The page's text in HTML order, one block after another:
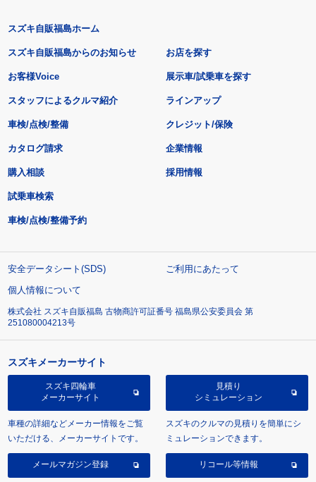
スズキ自販福島ホーム
スズキ自販福島からのお知らせ
お客様Voice
スタッフによるクルマ紹介
お店を探す
展示車/試乗車を探す
ラインアップ
車検/点検/整備 クレジット/保険
カタログ請求
購入相談
試乗車検索
車検/点検/整備予約
企業情報
採用情報
安全データシート(SDS)
ご利用にあたって
個人情報について
株式会社 スズキ自販福島 古物商許可証番号 福島県公安委員会 第
251080004213号
スズキメーカーサイト
スズキ四輪車
メーカーサイト
車種の詳細などメーカー情報をご覧
いただける、メーカーサイトです。
見積り
シミュレーション
スズキのクルマの見積りを簡単にシ
ミュレーションできます。
メールマガジン登録 リコール等情報